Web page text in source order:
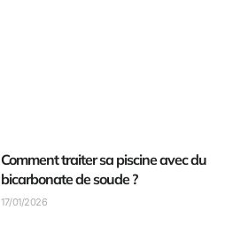
Comment traiter sa piscine avec du
bicarbonate de soude ?
17/01/2026